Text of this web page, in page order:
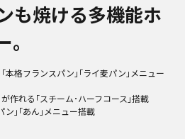
も焼ける多機能ホ
本格フランスパン｣｢ライ麦パン｣メニュー
作れる｢スチーム･ハーフコース｣搭載
ン｣｢あん｣メニュー搭載